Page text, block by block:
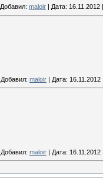
Добавил: maloir | Дата: 16.11.2012
Добавил: maloir | Дата: 16.11.2012
Добавил: maloir | Дата: 16.11.2012